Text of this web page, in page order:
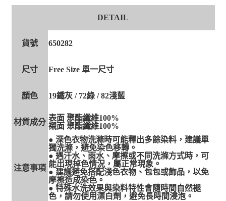
DETAIL
貨號 650282
尺寸 Free Size 單一尺寸
顏色 19鐵灰 / 72綠 / 82淺藍
材質成分 表面 聚酯纖維100%
襯面 聚酯纖維100%
注意事項
● 深色衣物洗滌時可能釋出多餘染料，建議單
獨洗滌，避免染色移轉。
● 遇汗水、雨水、摩擦或不同洗滌方式時，可
能出現掉色情況，屬正常現象。
● 建議避免搭配淺色衣物、包包或飾品，以免
摩擦造成染色。
● 特殊水洗效果與染料特性會隨時間自然褪
色，請勿使用漂白劑，避免長時間浸泡。